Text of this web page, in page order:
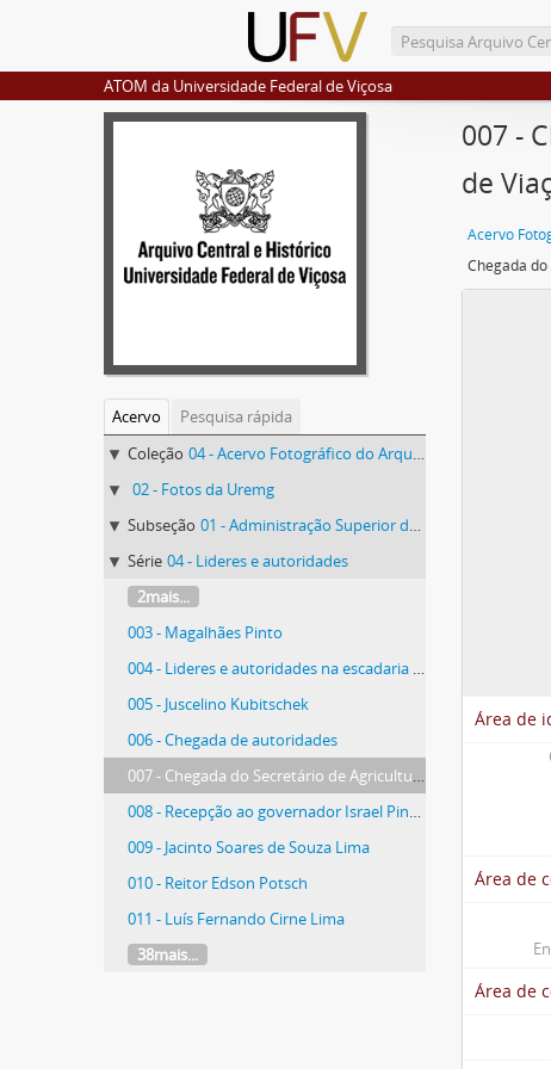
ATOM da Universidade Federal de Viçosa
Acervo
Pesquisa rápida
Coleção 04 - Acervo Fotográfico do Arquivo Central Histórico da UFV
02 - Fotos da Uremg
Subseção 01 - Administração Superior da Uremg
Série 04 - Lideres e autoridades
2mais...
003 - Magalhães Pinto
004 - Lideres e autoridades na escadaria do Prédio Principal
005 - Juscelino Kubitschek
006 - Chegada de autoridades
007 - Chegada do Secretário de Agricultura de MG, Roberto Resende no Campo de Viação da Uremg
008 - Recepção ao governador Israel Pinheiro
009 - Jacinto Soares de Souza Lima
010 - Reitor Edson Potsch
011 - Luís Fernando Cirne Lima
38mais...
007 -
de
Área de
Área de
Área de